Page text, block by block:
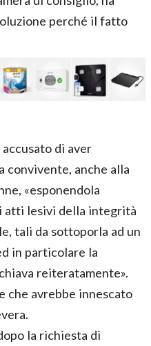
perché il fatto
di aver
anche alla
«esponendola
atti lesivi della integrità
tali da sottoporla ad un
in particolare la
reiteratamente».
che avrebbe innescato
la richiesta di